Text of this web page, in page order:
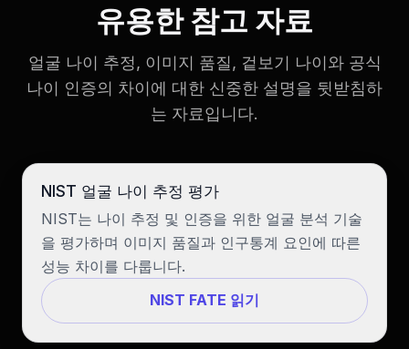
유용한 참고 자료
얼굴 나이 추정, 이미지 품질, 겉보기 나이와 공식
나이 인증의 차이에 대한 신중한 설명을 뒷받침하
는 자료입니다.
NIST 얼굴 나이 추정 평가
NIST는 나이 추정 및 인증을 위한 얼굴 분석 기술
을 평가하며 이미지 품질과 인구통계 요인에 따른
성능 차이를 다룹니다.
NIST FATE 읽기